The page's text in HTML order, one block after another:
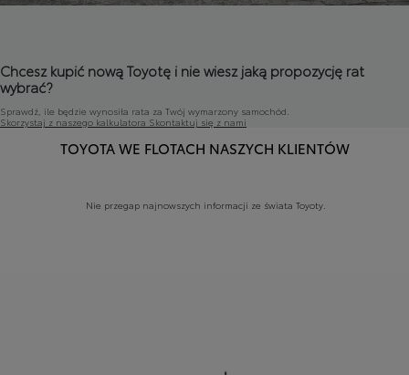
Chcesz kupić nową Toyotę i nie wiesz jaką propozycję rat
wybrać?
Sprawdź, ile będzie wynosiła rata za Twój wymarzony samochód.
Skorzystaj z naszego kalkulatora Skontaktuj się z nami
TOYOTA WE FLOTACH NASZYCH KLIENTÓW
Nie przegap najnowszych informacji ze świata Toyoty.